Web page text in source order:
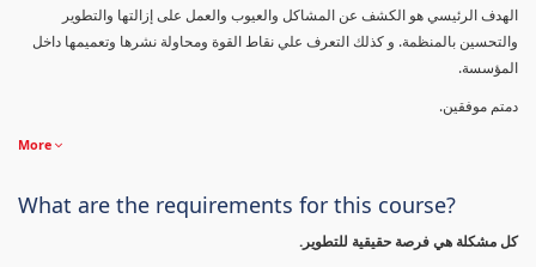
الهدف الرئيسي هو الكشف عن المشاكل والعيوب والعمل على إزالتها والتطوير
والتحسين بالمنظمة. و كذلك التعرف علي نقاط القوة ومحاولة نشرها وتعميمها داخل
المؤسسة.
دمتم موفقين.
More
What are the requirements for this course?
كل مشكلة هي فرصة حقيقية للتطوير.